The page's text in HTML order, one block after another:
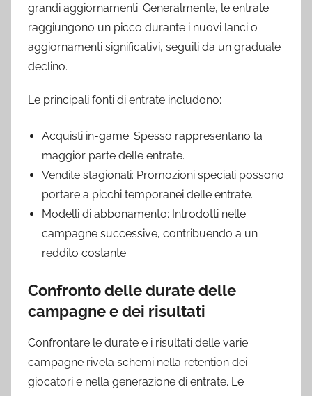
grandi aggiornamenti. Generalmente, le entrate
raggiungono un picco durante i nuovi lanci o
aggiornamenti significativi, seguiti da un graduale
declino.
Le principali fonti di entrate includono:
Acquisti in-game: Spesso rappresentano la
maggior parte delle entrate.
Vendite stagionali: Promozioni speciali possono
portare a picchi temporanei delle entrate.
Modelli di abbonamento: Introdotti nelle
campagne successive, contribuendo a un
reddito costante.
Confronto delle durate delle
campagne e dei risultati
Confrontare le durate e i risultati delle varie
campagne rivela schemi nella retention dei
giocatori e nella generazione di entrate. Le